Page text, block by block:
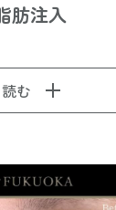
肪注入
む